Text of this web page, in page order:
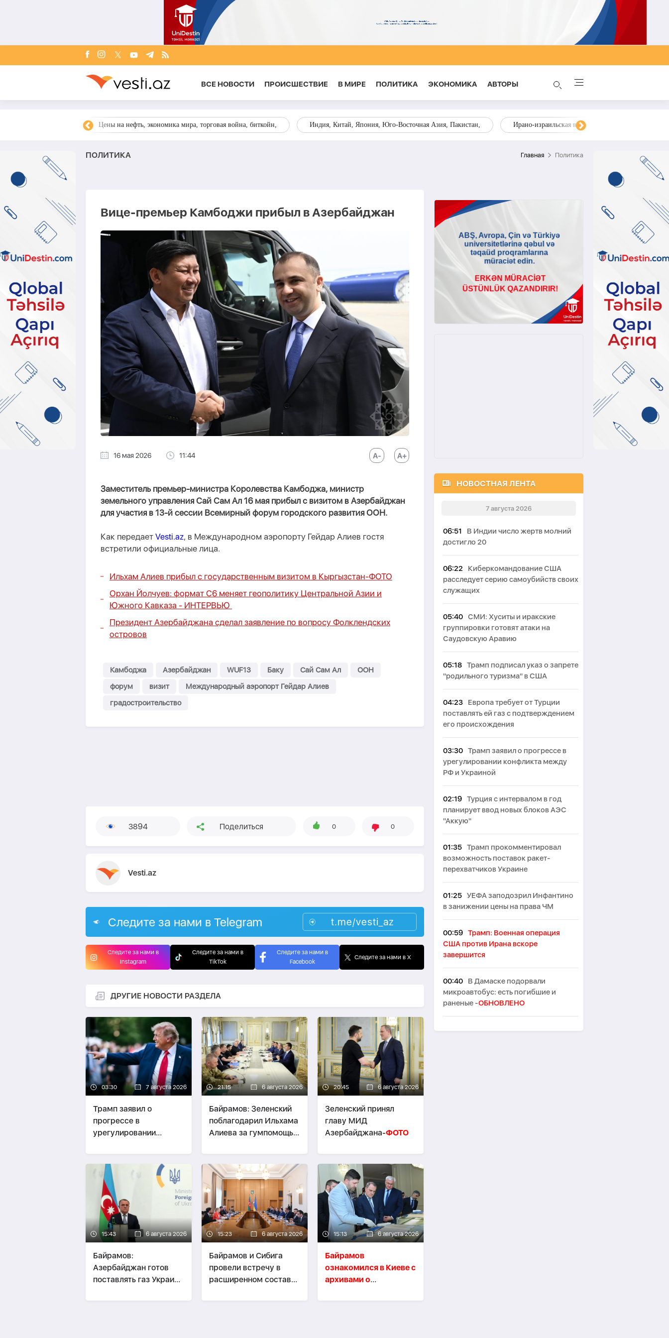
ВСЕ НОВОСТИ ПРОИСШЕСТВИЕ В МИРЕ ПОЛИТИКА ЭКОНОМИКА AВТОРЫ
Цены на нефть, экономика мира, торговая война, биткойн, Индия, Китай, Япония, Юго-Восточная Азия, Пакистан, Ирано-израильская война
ПОЛИТИКА Главная Политика
Вице-премьер Камбоджи прибыл в Азербайджан
16 мая 2026 11:44
Заместитель премьер-министра Королевства Камбоджа, министр
земельного управления Сай Сам Ал 16 мая прибыл с визитом в Азербайджан
для участия в 13-й сессии Всемирный форум городского развития ООН.
Как передает Vesti.az, в Международном аэропорту Гейдар Алиев гостя
встретили официальные лица.
Ильхам Алиев прибыл с государственным визитом в Кыргызстан-ФОТО
Орхан Йолчуев: формат C6 меняет геополитику Центральной Азии и
Южного Кавказа - ИНТЕРВЬЮ
Президент Азербайджана сделал заявление по вопросу Фолклендских
островов
Камбоджа Азербайджан WUF13 Баку Сай Сам Ал
ООН
форум
визит
Международный аэропорт Гейдар Алиев
градостроительство
3894 Поделиться 0 0
Vesti.az
Следите за нами в Telegram t.me/vesti_az
Следите за нами в
Instagram
Следите за нами в
TikTok
Следите за нами в
Facebook
Следите за нами в X
ДРУГИЕ НОВОСТИ РАЗДЕЛА
03:30 7 августа 2026
Трамп заявил о
прогрессе в
урегулировании
Украиной
21:15 6 августа 2026
Байрамов: Зеленский
поблагодарил Ильхама
Алиева за гумпомощь
20:45 6 августа 2026
Зеленский принял
главу МИД
Азербайджана-ФОТО
15:43 6 августа 2026
Байрамов:
Азербайджан готов
поставлять газ Украине
15:23 6 августа 2026
Байрамов и Сибига
провели встречу в
расширенном составе-
15:13 6 августа 2026
Байрамов
ознакомился в Киеве с
архивами о
миссии АДР
НОВОСТНАЯ ЛЕНТА
7 августа 2026
06:51
В Индии число жертв молний
достигло 20
06:22
Киберкомандование США
расследует серию самоубийств своих
служащих
05:40 СМИ: Хуситы и иракские
группировки готовят атаки на
Саудовскую Аравию
05:18 Трамп подписал указ о запрете
"родильного туризма" в США
04:23
Европа требует от Турции
поставлять ей газ с подтверждением
его происхождения
03:30 Трамп заявил о прогрессе в
урегулировании конфликта между
РФ и Украиной
02:19 Турция с интервалом в год
планирует ввод новых блоков АЭС
"Аккую"
01:35 Трамп прокомментировал
возможность поставок ракет-
перехватчиков Украине
01:25 УЕФА заподозрил Инфантино
в занижении цены на права ЧМ
00:59 Трамп: Военная операция
США против Ирана вскоре
завершится
00:40
В Дамаске подорвали
микроавтобус: есть погибшие и
раненые -ОБНОВЛЕНО
00:29 Два взрыва произошли на